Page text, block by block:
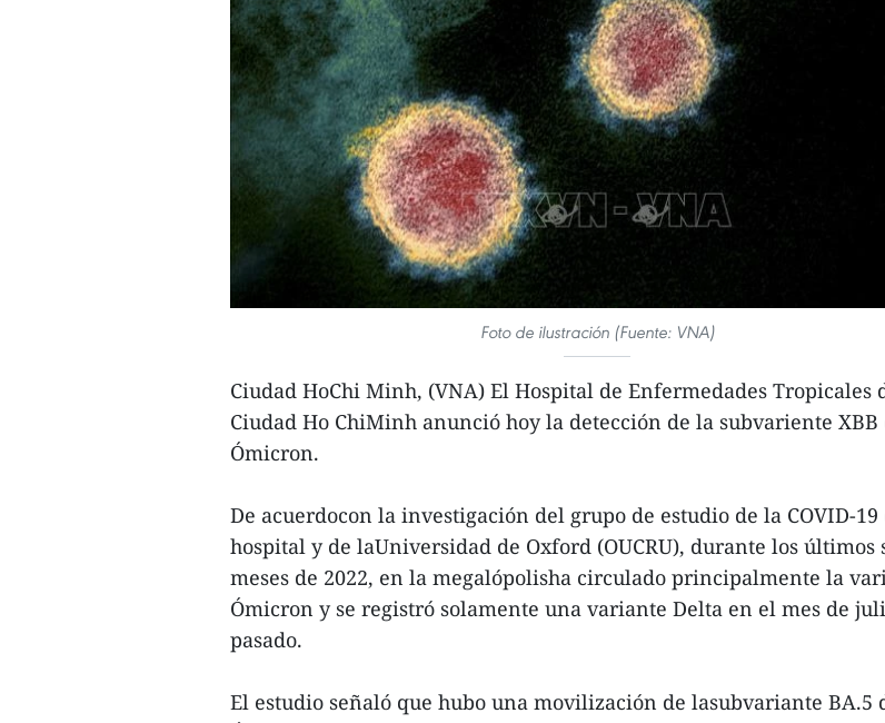
Foto de ilustración (Fuente: VNA)
Ciudad HoChi Minh, (VNA) El Hospital de Enfermedades Tropicales
Ciudad Ho ChiMinh anunció hoy la detección de la subvariente XBB
Ómicron.
De acuerdocon la investigación del grupo de estudio de la COVID-19
hospital y de laUniversidad de Oxford (OUCRU), durante los últimos
meses de 2022, en la megalópolisha circulado principalmente la
Ómicron y se registró solamente una variante Delta en el mes de
pasado.
El estudio señaló que hubo una movilización de lasubvariante BA.5